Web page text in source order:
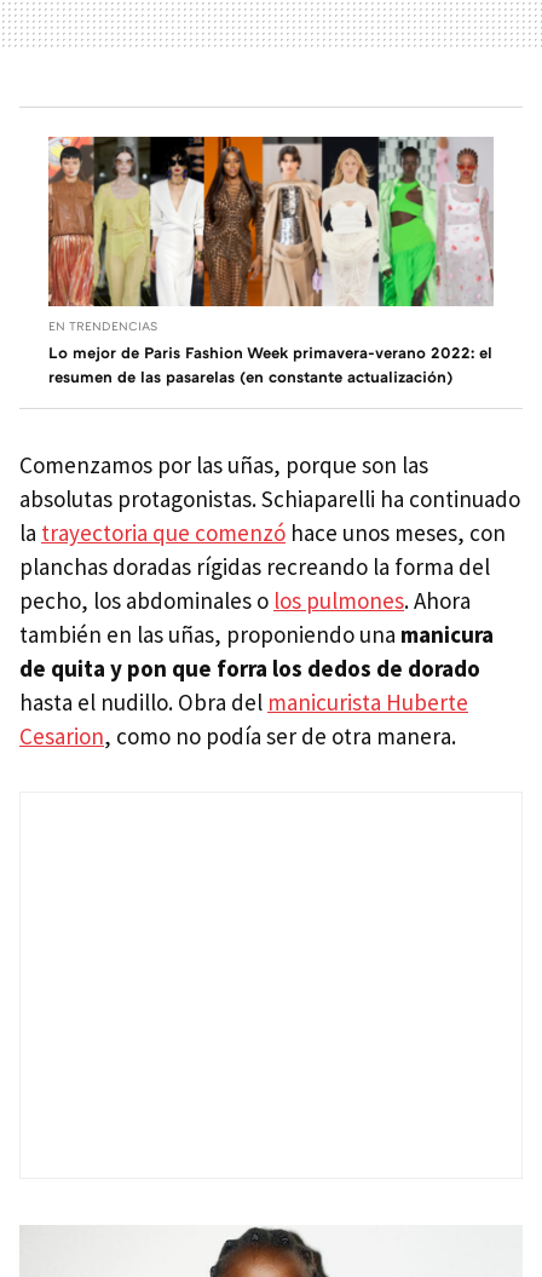
EN TRENDENCIAS
Lo mejor de Paris Fashion Week primavera-verano 2022: el
resumen de las pasarelas (en constante actualización)
Comenzamos por las uñas, porque son las
absolutas protagonistas. Schiaparelli ha continuado
la trayectoria que comenzó hace unos meses, con
planchas doradas rígidas recreando la forma del
pecho, los abdominales o los pulmones. Ahora
también en las uñas, proponiendo una manicura
de quita y pon que forra los dedos de dorado
hasta el nudillo. Obra del manicurista Huberte
Cesarion, como no podía ser de otra manera.